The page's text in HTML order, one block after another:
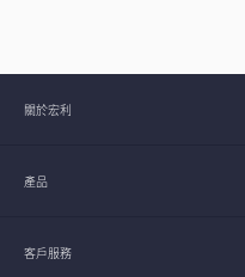
關於宏利
產品
客戶服務